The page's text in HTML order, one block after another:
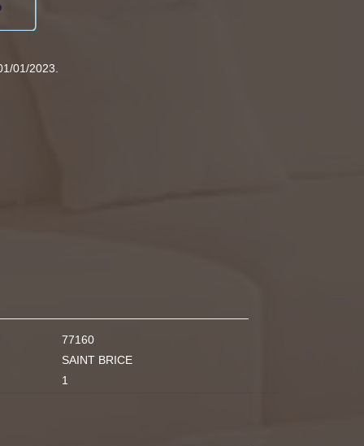
01/2023.
77160
SAINT BRICE
1